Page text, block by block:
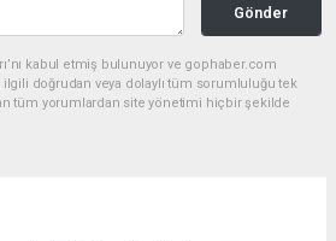
Gönder
kabul etmiş bulunuyor ve gophaber.com
ilgili doğrudan veya dolaylı tüm sorumluluğu tek
tüm yorumlardan site yönetimi hiçbir şekilde